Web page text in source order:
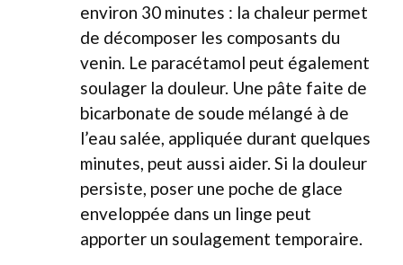
environ 30 minutes : la chaleur permet
de décomposer les composants du
venin. Le paracétamol peut également
soulager la douleur. Une pâte faite de
bicarbonate de soude mélangé à de
l’eau salée, appliquée durant quelques
minutes, peut aussi aider. Si la douleur
persiste, poser une poche de glace
enveloppée dans un linge peut
apporter un soulagement temporaire.